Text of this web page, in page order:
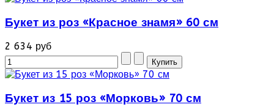
Букет из роз «Красное знамя» 60 см
2 634 руб
Букет из 15 роз «Морковь» 70 см